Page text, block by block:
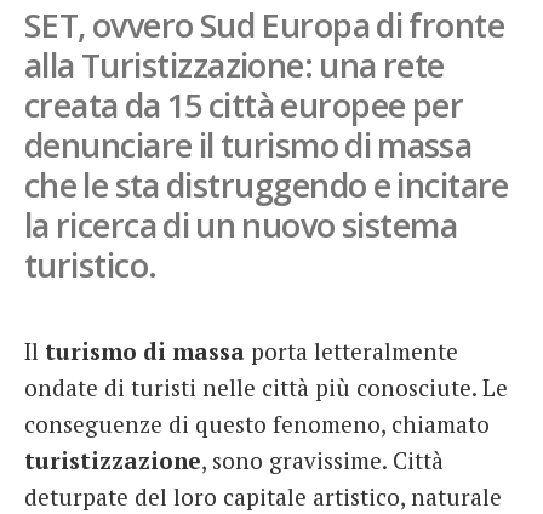
French
Italiano
SET, ovvero Sud Europa di fronte
alla Turistizzazione: una rete
creata da 15 città europee per
denunciare il turismo di massa
che le sta distruggendo e incitare
la ricerca di un nuovo sistema
turistico.
Il turismo di massa porta letteralmente
ondate di turisti nelle città più conosciute. Le
conseguenze di questo fenomeno, chiamato
turistizzazione, sono gravissime. Città
deturpate del loro capitale artistico, naturale